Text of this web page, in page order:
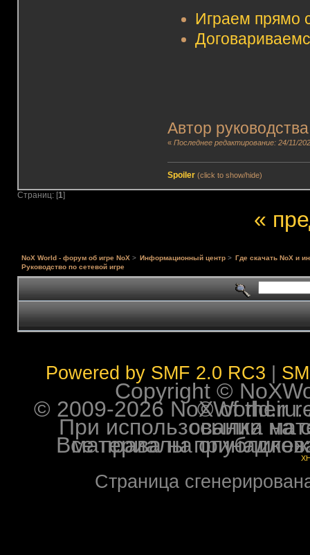
Играем прямо
Автор
«Последнее редактирование: 24/11/
Spoiler (click to show/hide)
Страниц: [1]
«
NoX World - форум об игре NoX> Информационный центр > Где скачать NoX и
Руководство по сетевой игре
Powered by SMF 2.0 RC3
Copyright ©
© 2009-2026 NoXWorld.ru. All
При использовании
Все права на опубликованные на форуме
Страница